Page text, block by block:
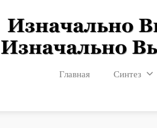
Главная Синтез